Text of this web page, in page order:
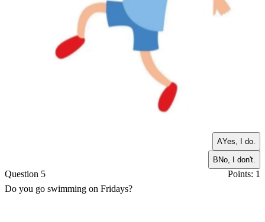
AYes, I do.
BNo, I don't.
Question 5
Points: 1
Do you go swimming on Fridays?